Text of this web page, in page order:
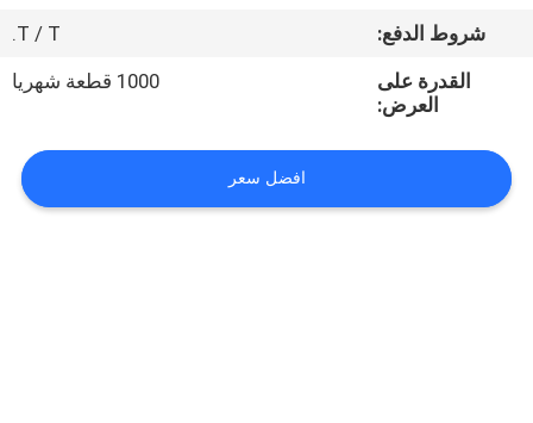
اتصل
اطلب
اقتباس
شروط الدفع:
T / T.
القدرة على
العرض:
1000 قطعة شهريا
افضل سعر